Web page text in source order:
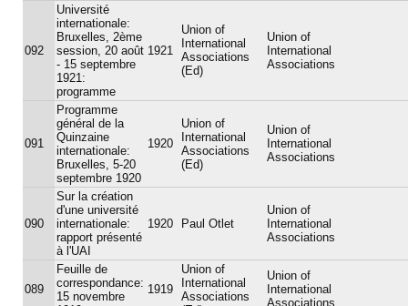
092
Université
internationale:
Bruxelles, 2ème
session, 20 août
- 15 septembre
1921:
programme
1921
Union of
International
Associations
(Ed)
Union of
International
Associations
091
Programme
général de la
Quinzaine
internationale:
Bruxelles, 5-20
septembre 1920
1920
Union of
International
Associations
(Ed)
Union of
International
Associations
090
Sur la création
d'une université
internationale:
rapport présenté
à l'UAI
1920 Paul Otlet
Union of
International
Associations
089
Feuille de
correspondance:
15 novembre
1919
Union of
International
Associations
Union of
International
Associations